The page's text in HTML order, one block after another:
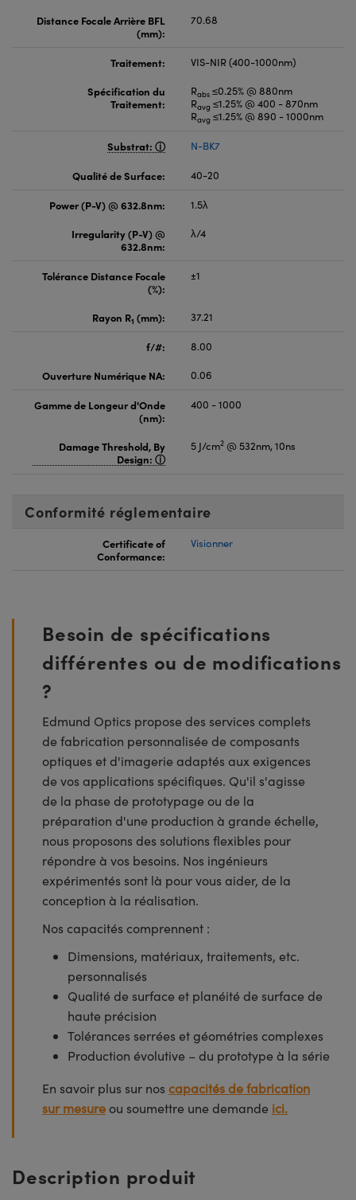
Distance Focale Arrière BFL
(mm):
70.68
Traitement:
VIS-NIR (400-1000nm)
Spécification du
Traitement:
Rabs ≤0.25% @ 880nm
Ravg ≤1.25% @ 400 - 870nm
Ravg ≤1.25% @ 890 - 1000nm
Substrat: N-BK7
Qualité de Surface: 40-20
Power (P-V) @ 632.8nm:
1.5λ
Irregularity (P-V) @
632.8nm:
λ/4
Tolérance Distance Focale
(%):
±1
Rayon R1 (mm): 37.21
f/#:
8.00
Ouverture Numérique NA:
0.06
Gamme de Longeur d'Onde
(nm):
400 - 1000
Damage Threshold, By
Design:
5 J/cm2 @ 532nm, 10ns
Conformité réglementaire
Certificate of
Conformance:
Visionner
Besoin de spécifications
différentes ou de modifications
?
Edmund Optics propose des services complets
de fabrication personnalisée de composants
optiques et d'imagerie adaptés aux exigences
de vos applications spécifiques. Qu'il s'agisse
de la phase de prototypage ou de la
préparation d'une production à grande échelle,
nous proposons des solutions flexibles pour
répondre à vos besoins. Nos ingénieurs
expérimentés sont là pour vous aider, de la
conception à la réalisation.
Nos capacités comprennent :
Dimensions, matériaux, traitements, etc.
personnalisés
Qualité de surface et planéité de surface de
haute précision
Tolérances serrées et géométries complexes
Production évolutive – du prototype à la série
En savoir plus sur nos capacités de fabrication
sur mesure ou soumettre une demande ici.
Description produit